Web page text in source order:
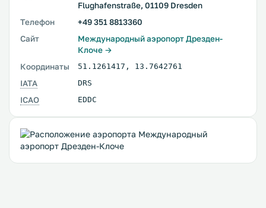
Flughafenstraße, 01109 Dresden
Телефон
+49 351 8813360
Сайт
Международный аэропорт Дрезден-
Клоче →
Координаты
51.1261417 , 13.7642761
IATA DRS
ICAO EDDC